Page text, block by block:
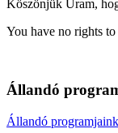
Köszönjük Uram,
You have no rights
Állandó
Állandó programjaink